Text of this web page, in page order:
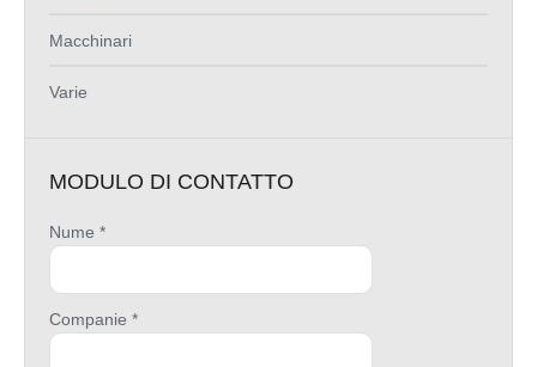
Macchinari
Varie
MODULO DI CONTATTO
Nume *
Companie *